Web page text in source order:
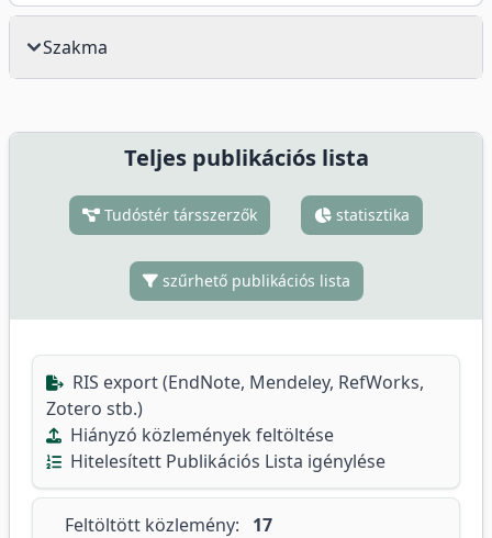
Szakma
Teljes publikációs lista
Tudóstér társszerzők statisztika
szűrhető publikációs lista
RIS export (EndNote, Mendeley, RefWorks,
Zotero stb.)
Hiányzó közlemények feltöltése
Hitelesített Publikációs Lista igénylése
Feltöltött közlemény:
17